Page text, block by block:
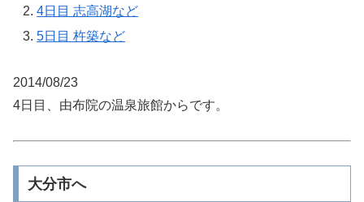
4日目 志高湖など
5日目 杵築など
2014/08/23
4日目、由布院の温泉旅館からです。
大分市へ